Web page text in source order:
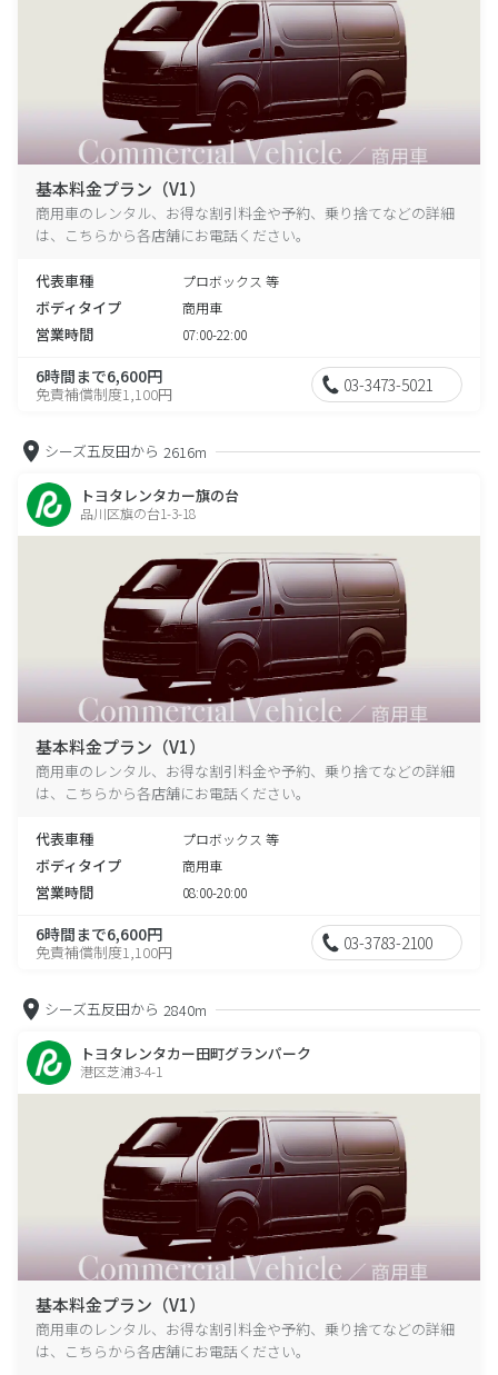
基本料金プラン（V1）
商用車のレンタル、お得な割引料金や予約、乗り捨てなどの詳細
は、こちらから各店舗にお電話ください。
代表車種 プロボックス 等
ボディタイプ 商用車
営業時間 07:00-22:00
6時間まで6,600円
免責補償制度1,100円 03-3473-5021
シーズ五反田から 2616m
トヨタレンタカー旗の台
品川区旗の台1-3-18
基本料金プラン（V1）
商用車のレンタル、お得な割引料金や予約、乗り捨てなどの詳細
は、こちらから各店舗にお電話ください。
代表車種 プロボックス 等
ボディタイプ 商用車
営業時間 08:00-20:00
6時間まで6,600円
免責補償制度1,100円 03-3783-2100
シーズ五反田から 2840m
トヨタレンタカー田町グランパーク
港区芝浦3-4-1
基本料金プラン（V1）
商用車のレンタル、お得な割引料金や予約、乗り捨てなどの詳細
は、こちらから各店舗にお電話ください。